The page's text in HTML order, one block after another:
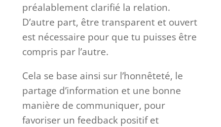
préalablement clarifié la relation.
D’autre part, être transparent et ouvert
est nécessaire pour que tu puisses être
compris par l’autre.
Cela se base ainsi sur l’honnêteté, le
partage d’information et une bonne
manière de communiquer, pour
favoriser un feedback positif et